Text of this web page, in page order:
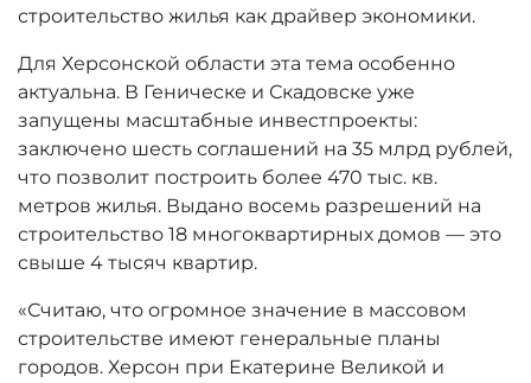
строительство жилья как драйвер экономики.
Для Херсонской области эта тема особенно
актуальна. В Геническе и Скадовске уже
запущены масштабные инвестпроекты:
заключено шесть соглашений на 35 млрд рублей,
что позволит построить более 470 тыс. кв.
метров жилья. Выдано восемь разрешений на
строительство 18 многоквартирных домов — это
свыше 4 тысяч квартир.
«Считаю, что огромное значение в массовом
строительстве имеют генеральные планы
городов. Херсон при Екатерине Великой и